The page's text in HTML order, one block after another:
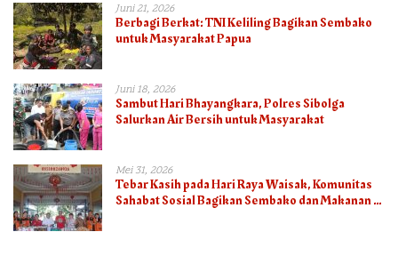
Juni 21, 2026
Berbagi Berkat: TNI Keliling Bagikan Sembako
untuk Masyarakat Papua
Juni 18, 2026
Sambut Hari Bhayangkara, Polres Sibolga
Salurkan Air Bersih untuk Masyarakat
Mei 31, 2026
Tebar Kasih pada Hari Raya Waisak, Komunitas
Sahabat Sosial Bagikan Sembako dan Makanan di